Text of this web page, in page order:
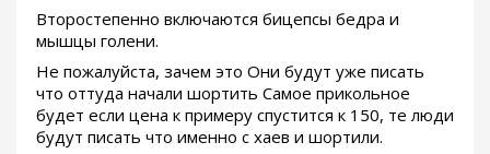
Второстепенно включаются бицепсы бедра и
мышцы голени.
Не пожалуйста, зачем это Они будут уже писать
что оттуда начали шортить Самое прикольное
будет если цена к примеру спустится к 150, те люди
будут писать что именно с хаев и шортили.